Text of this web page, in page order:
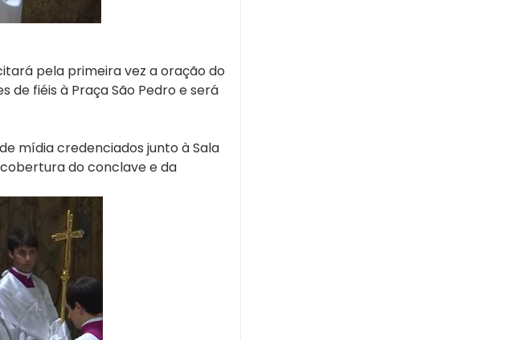
pela primeira vez a oração do
de fiéis à Praça São Pedro e será
mídia credenciados junto à Sala
do conclave e da